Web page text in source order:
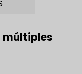
múltiples